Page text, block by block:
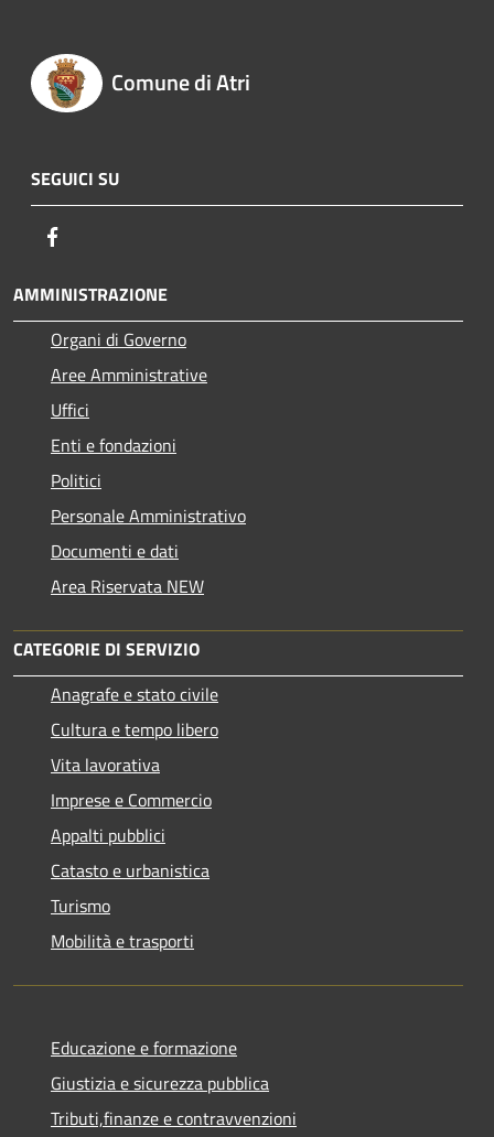
Comune di Atri
SEGUICI SU
AMMINISTRAZIONE
Organi di Governo
Aree Amministrative
Uffici
Enti e fondazioni
Politici
Personale Amministrativo
Documenti e dati
Area Riservata NEW
CATEGORIE DI SERVIZIO
Anagrafe e stato civile
Cultura e tempo libero
Vita lavorativa
Imprese e Commercio
Appalti pubblici
Catasto e urbanistica
Turismo
Mobilità e trasporti
Educazione e formazione
Giustizia e sicurezza pubblica
Tributi,finanze e contravvenzioni